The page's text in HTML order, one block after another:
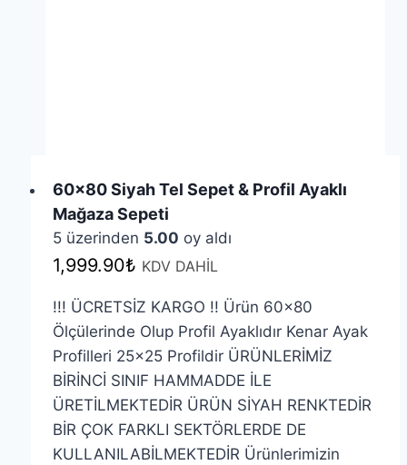
60×80 Siyah Tel Sepet & Profil Ayaklı
Mağaza Sepeti
5 üzerinden 5.00 oy aldı
1,999.90₺ KDV DAHİL
!!! ÜCRETSİZ KARGO !! Ürün 60×80
Ölçülerinde Olup Profil Ayaklıdır Kenar Ayak
Profilleri 25×25 Profildir ÜRÜNLERİMİZ
BİRİNCİ SINIF HAMMADDE İLE
ÜRETİLMEKTEDİR ÜRÜN SİYAH RENKTEDİR
BİR ÇOK FARKLI SEKTÖRLERDE DE
KULLANILABİLMEKTEDİR Ürünlerimizin